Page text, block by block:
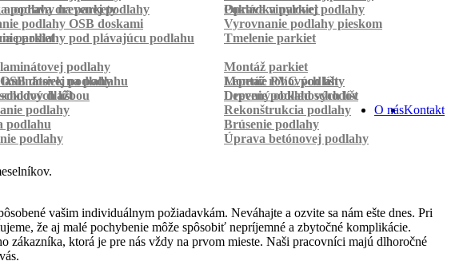
podlahy na parkety Pokládka parkiet
a oprava drevenej podlahy
Oprava vinylovej podlahy
podlahy OSB doskami
Vyrovnanie podlahy pieskom
podlahy pod plávajúcu podlahu
parkiet
Tmelenie parkiet
podlahy
Montáž parkiet
dosiek na podlahu
Montáž rohových líšt
podlahy
Lepenie PVC podlahy
líšt Lepenie podlahových líšt
dlažbou
Drevený obklad schodov
podlahy
Rekonštrukcia podlahy
podlahu
Brúsenie podlahy
podlahy
Úprava betónovej podlahy
Kontakt
O nás
vašim individuálnym požiadavkám. Neváhajte a ozvite sa nám ešte dnes. Pri
že aj malé pochybenie môže spôsobiť nepríjemné a zbytočné komplikácie.
ktorá je pre nás vždy na prvom mieste. Naši pracovníci majú dlhoročné